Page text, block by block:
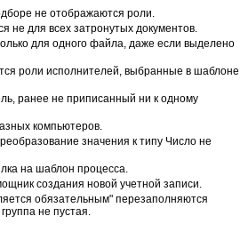
не отображаются роли.
не для всех затронутых документов.
для одного файла, даже если выделено
роли исполнителей, выбранные в шаблоне
ранее не приписанный ни к одному
компьютеров.
значения к типу Число не
на шаблон процесса.
создания новой учетной записи.
обязательным" перезаполняются
не пустая.